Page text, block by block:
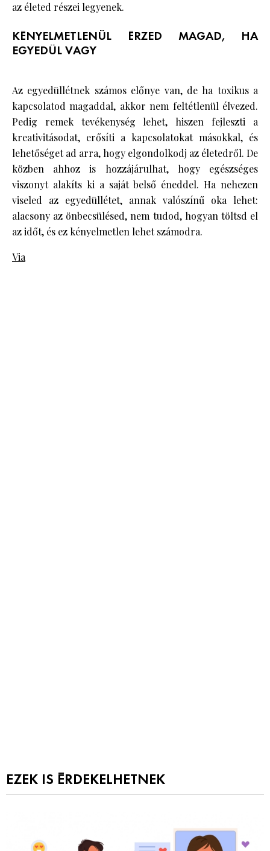
az életed részei legyenek.
KÉNYELMETLENÜL ÉRZED MAGAD, HA
EGYEDÜL VAGY
Az egyedüllétnek számos előnye van, de ha toxikus a
kapcsolatod magaddal, akkor nem feltétlenül élvezed.
Pedig remek tevékenység lehet, hiszen fejleszti a
kreativitásodat, erősíti a kapcsolatokat másokkal, és
lehetőséget ad arra, hogy elgondolkodj az életedről. De
közben ahhoz is hozzájárulhat, hogy egészséges
viszonyt alakíts ki a saját belső éneddel. Ha nehezen
viseled az egyedüllétet, annak valószínű oka lehet:
alacsony az önbecsülésed, nem tudod, hogyan töltsd el
az időt, és ez kényelmetlen lehet számodra.
Via
EZEK IS ÉRDEKELHETNEK